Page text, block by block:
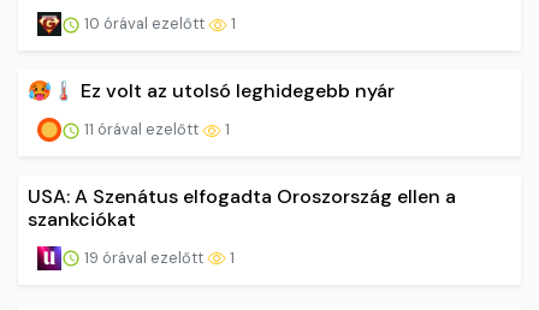
10 órával ezelőtt 1
🥵🌡️ Ez volt az utolsó leghidegebb nyár
11 órával ezelőtt 1
USA: A Szenátus elfogadta Oroszország ellen a
szankciókat
19 órával ezelőtt 1